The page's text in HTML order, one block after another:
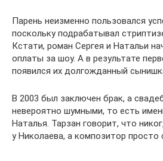
Парень неизменно пользовался
поскольку подрабатывал
Кстати, роман Сергея и Натальи
оплаты за шоу. А в результате
появился их долгожданный
В 2003 был заключен брак, а
невероятно шумными, то есть
Наталья. Тарзан говорит, что
у Николаева, а композитор просто